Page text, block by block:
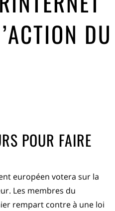
Rucic
last-minute witchcraft can
DU
POUR FAIRE
européen votera sur la
Les membres du
rempart contre à une loi